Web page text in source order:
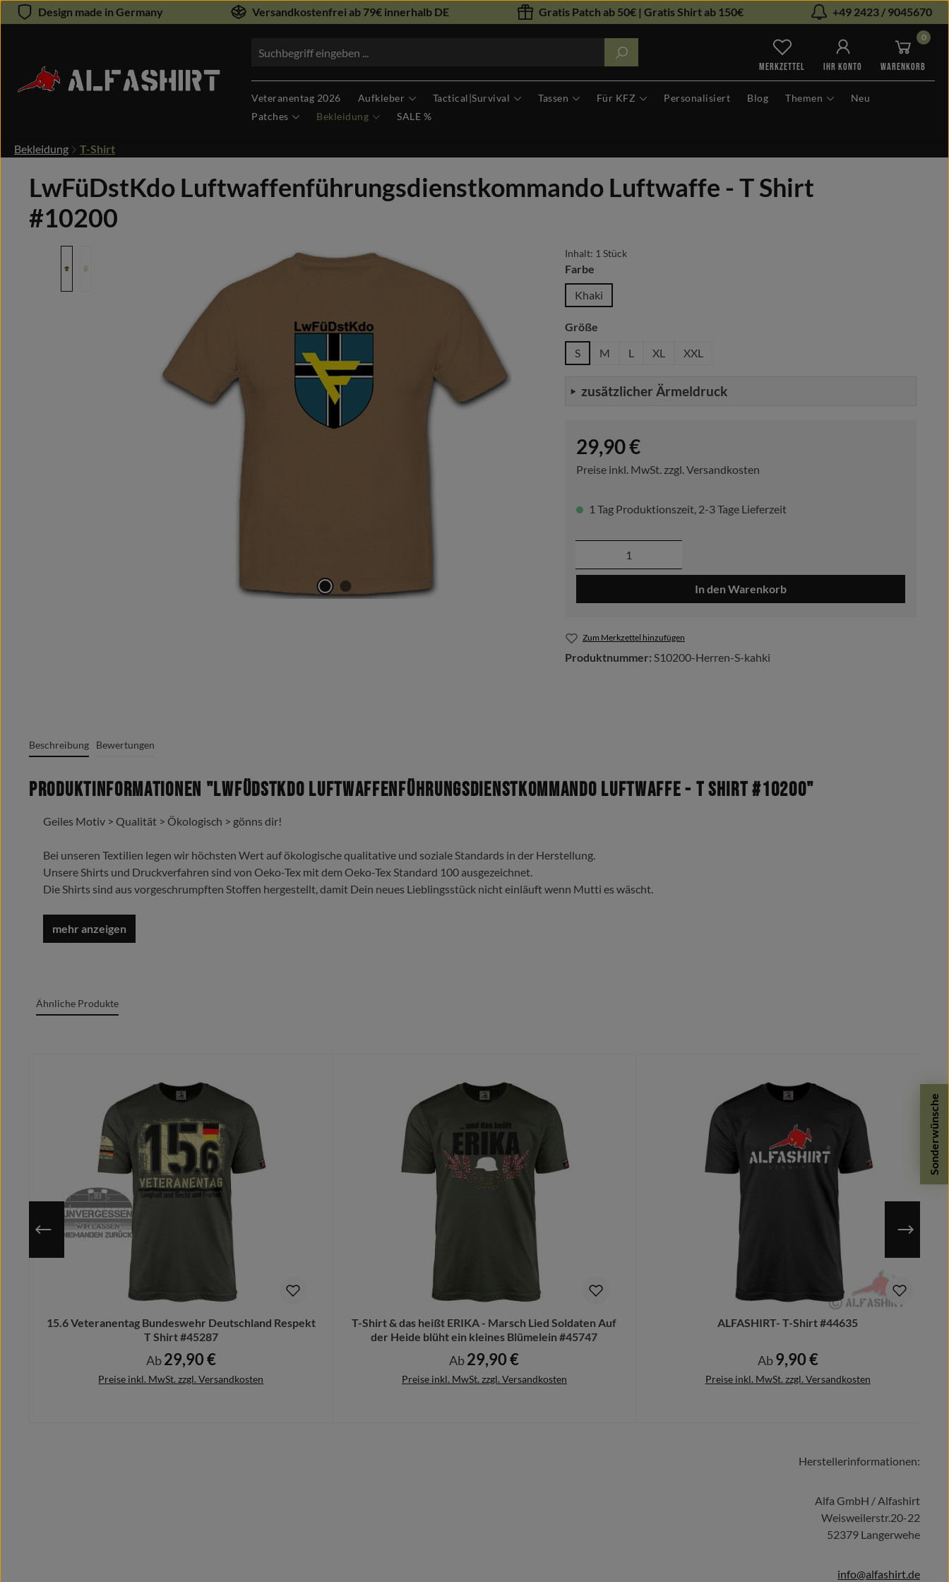
Hauptinhalt springen
Zur Suche springen
Design made in Germany Versandkostenfrei ab 79€ innerhalb DE Gratis Patch ab 50€ | Gratis Shirt ab 150€ +49 2423 / 9045670
Du hast 0 Produkte auf dem
MERKZETTEL IHR KONTO
0
WARENKORB
Veteranentag 2026 Aufkleber Tactical|Survival Tassen Für KFZ Personalisiert Blog Themen
Neu
Patches
Bekleidung SALE %
Bekleidung T-Shirt
LwFüDstKdo Luftwaffenführungsdienstkommando Luftwaffe - T Shirt
#10200
Inhalt: 1 Stück
Farbeauswählen
Khaki
Größeauswählen
S
M L XL XXL
zusätzlicher Ärmeldruck
Regulärer Preis:
29,90 €
Preise inkl. MwSt. zzgl. Versandkosten
1 Tag Produktionszeit, 2-3 Tage Lieferzeit
Produkt Anzahl: Gib den gewünschten Wert ein
In den Warenkorb
Zum Merkzettel hinzufügen
Produktnummer: S10200-Herren-S-kahki
Sonderwünsche
Beschreibung Bewertungen
Produktinformationen "LwFüDstKdo Luftwaffenführungsdienstkommando Luftwaffe - T Shirt #10200"
Geiles Motiv > Qualität > Ökologisch > gönns dir!
Bei unseren Textilien legen wir höchsten Wert auf ökologische qualitative und soziale Standards in der Herstellung.
Unsere Shirts und Druckverfahren sind von Oeko-Tex mit dem Oeko-Tex Standard 100 ausgezeichnet.
Die Shirts sind aus vorgeschrumpften Stoffen hergestellt, damit Dein neues Lieblingsstück nicht einläuft wenn Mutti es wäscht.
Trage es liebe es lebe es !
Rundgesticktes Gewebe mit Doppelnähten
Extrem glatte und fusselfreie Oberfläche
Kragenband im Nacken für cleanes Finish
Individuell auf deine ausgewählte Größe gedruckt
Nutze die hinterlegte Größentabelle um sicher zu gehen, dass du die richtige Größe wählst.
Da das Motiv erst nach Bestelleingang auf deine gewählte Größe gedruckt wird, ist ein Umtausch nur aus Qualitätsmängeln möglich.
Du hast eine bessere/eigene Idee?
Schicke uns Deinen Motivwunsch vorab und wir designen Deinen Produktvorschlag kostenlos.
Bitte beachte hierbei, dass nach dem Kauf keine Änderungen mehr vorgenommen werden können.
Ähnliche Produkte
15.6 Veteranentag Bundeswehr Deutschland Respekt
T Shirt #45287
Regulärer Preis:
Ab29,90 €
Preise inkl. MwSt. zzgl. Versandkosten
T-Shirt & das heißt ERIKA - Marsch Lied Soldaten Auf
der Heide blüht ein kleines Blümelein #45747
Regulärer Preis:
Ab29,90 €
Preise inkl. MwSt. zzgl. Versandkosten
ALFASHIRT- T-Shirt #44635
Regulärer Preis:
Ab9,90 €
Preise inkl. MwSt. zzgl. Versandkosten
DetailsHerstellerinformationen:
Alfa GmbH / Alfashirt
Weisweilerstr.20-22
52379 Langerwehe
info@alfashirt.de